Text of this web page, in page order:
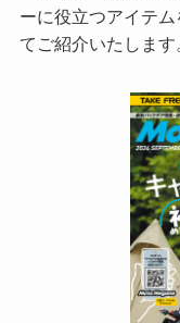
ーに役立つアイテ
てご紹介いたします